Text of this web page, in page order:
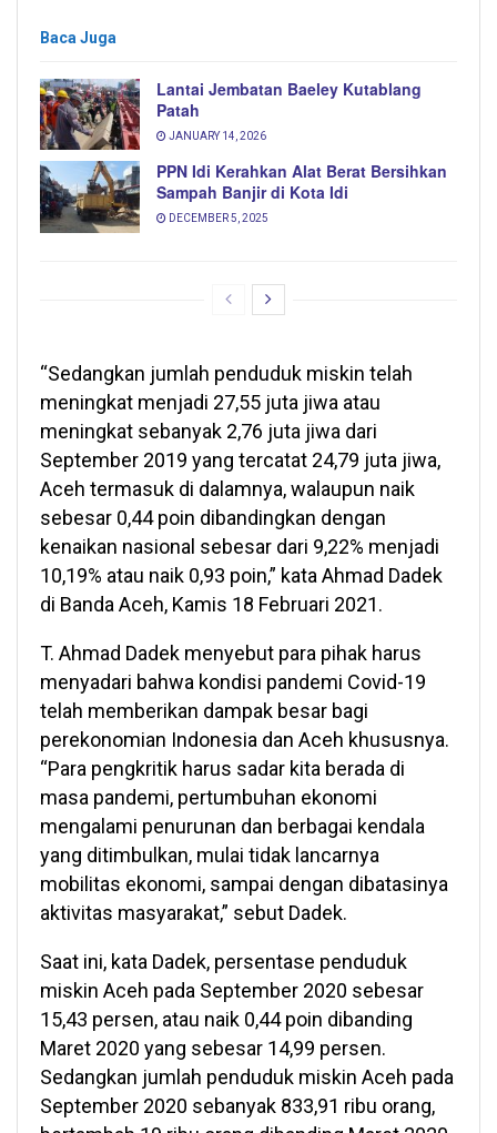
Baca Juga
Lantai Jembatan Baeley Kutablang
Patah
JANUARY 14, 2026
PPN Idi Kerahkan Alat Berat Bersihkan
Sampah Banjir di Kota Idi
DECEMBER 5, 2025
“Sedangkan jumlah penduduk miskin telah
meningkat menjadi 27,55 juta jiwa atau
meningkat sebanyak 2,76 juta jiwa dari
September 2019 yang tercatat 24,79 juta jiwa,
Aceh termasuk di dalamnya, walaupun naik
sebesar 0,44 poin dibandingkan dengan
kenaikan nasional sebesar dari 9,22% menjadi
10,19% atau naik 0,93 poin,” kata Ahmad Dadek
di Banda Aceh, Kamis 18 Februari 2021.
T. Ahmad Dadek menyebut para pihak harus
menyadari bahwa kondisi pandemi Covid-19
telah memberikan dampak besar bagi
perekonomian Indonesia dan Aceh khususnya.
“Para pengkritik harus sadar kita berada di
masa pandemi, pertumbuhan ekonomi
mengalami penurunan dan berbagai kendala
yang ditimbulkan, mulai tidak lancarnya
mobilitas ekonomi, sampai dengan dibatasinya
aktivitas masyarakat,” sebut Dadek.
Saat ini, kata Dadek, persentase penduduk
miskin Aceh pada September 2020 sebesar
15,43 persen, atau naik 0,44 poin dibanding
Maret 2020 yang sebesar 14,99 persen.
Sedangkan jumlah penduduk miskin Aceh pada
September 2020 sebanyak 833,91 ribu orang,